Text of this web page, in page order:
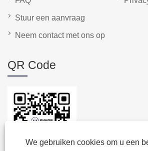
We gebruiken cookies om u een
Stuur een aanvraag
Neem contact met ons op
QR Code